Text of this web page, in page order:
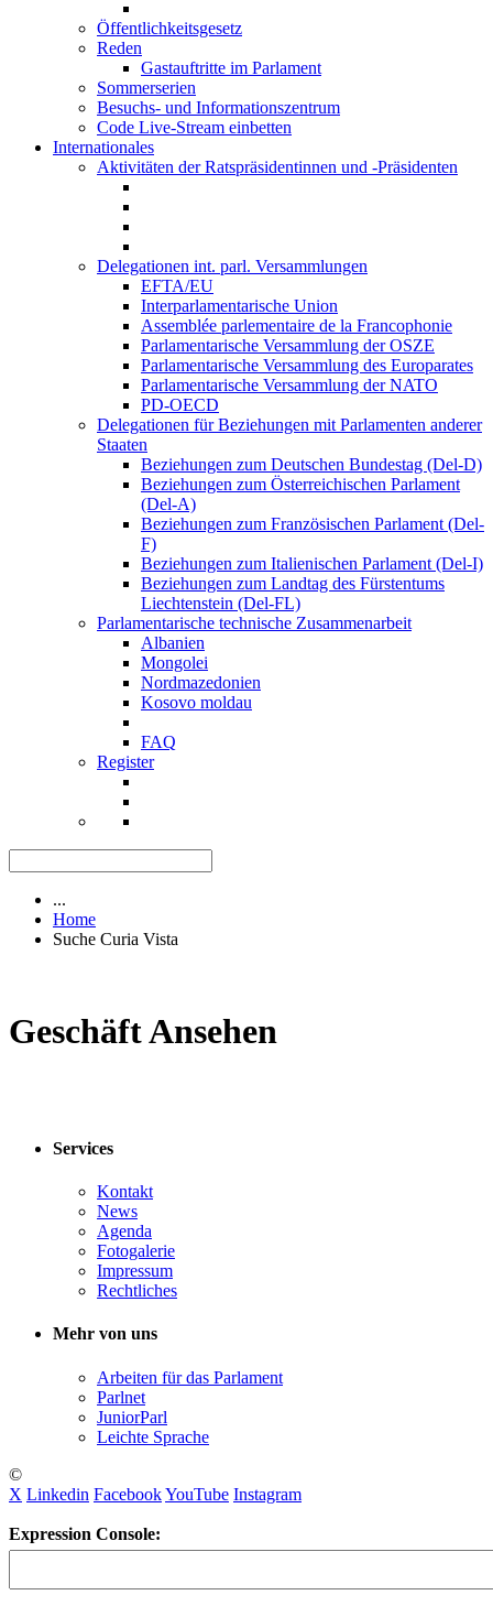
Öffentlichkeitsgesetz
Reden
Gastauftritte im Parlament
Sommerserien
Besuchs- und Informationszentrum
Code Live-Stream einbetten
Internationales
Aktivitäten der Ratspräsidentinnen und -Präsidenten
Delegationen int. parl. Versammlungen
EFTA/EU
Interparlamentarische Union
Assemblée parlementaire de la Francophonie
Parlamentarische Versammlung der OSZE
Parlamentarische Versammlung des Europarates
Parlamentarische Versammlung der NATO
PD-OECD
Delegationen für Beziehungen mit Parlamenten anderer
Staaten
Beziehungen zum Deutschen Bundestag (Del-D)
Beziehungen zum Österreichischen Parlament
(Del-A)
Beziehungen zum Französischen Parlament (Del-
F)
Beziehungen zum Italienischen Parlament (Del-I)
Beziehungen zum Landtag des Fürstentums
Liechtenstein (Del-FL)
Parlamentarische technische Zusammenarbeit
Albanien
Mongolei
Nordmazedonien
Kosovo moldau
FAQ
Register
...
Home
Suche Curia Vista
Geschäft Ansehen
Services
Kontakt
News
Agenda
Fotogalerie
Impressum
Rechtliches
Mehr von uns
Arbeiten für das Parlament
Parlnet
JuniorParl
Leichte Sprache
©
X Linkedin FacebookYouTube Instagram
Expression Console: